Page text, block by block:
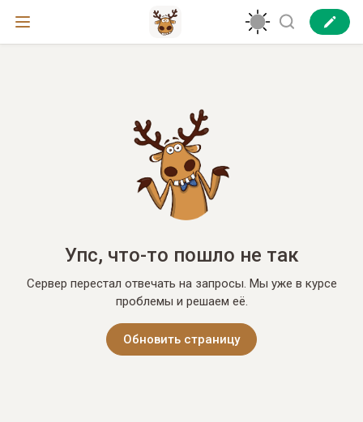
Упс, что-то пошло не так
Сервер перестал отвечать на запросы. Мы уже в курсе
проблемы и решаем её.
Обновить страницу